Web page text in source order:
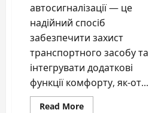
автосигналізації — це
надійний спосіб
забезпечити захист
транспортного засобу та
інтегрувати додаткові
функції комфорту, як-от...
Read MoreRead